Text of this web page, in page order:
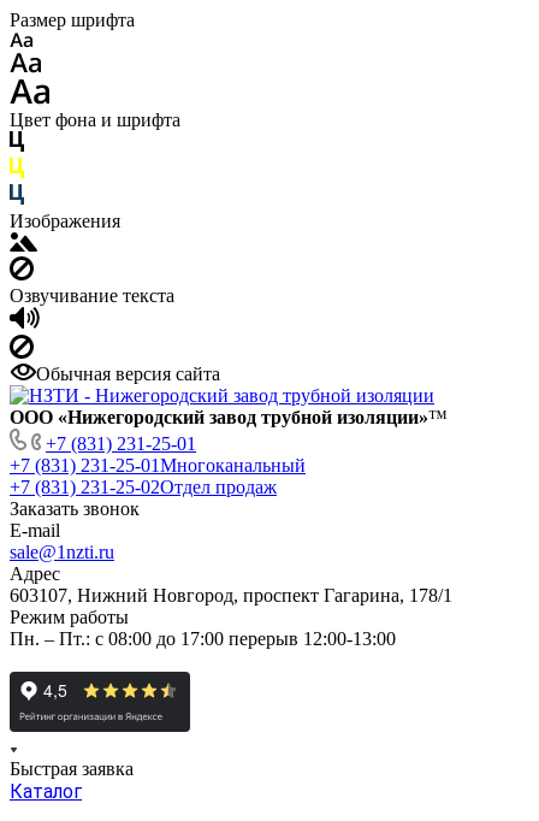
Размер шрифта
Цвет фона и шрифта
Изображения
Озвучивание текста
Обычная версия сайта
ООО «Нижегородский завод трубной изоляции»™
+7 (831) 231-25-01
+7 (831) 231-25-01Многоканальный
+7 (831) 231-25-02Отдел продаж
Заказать звонок
E-mail
sale@1nzti.ru
Адрес
603107, Нижний Новгород, проспект Гагарина, 178/1
Режим работы
Пн. – Пт.: с 08:00 до 17:00 перерыв 12:00-13:00
Быстрая заявка
Каталог